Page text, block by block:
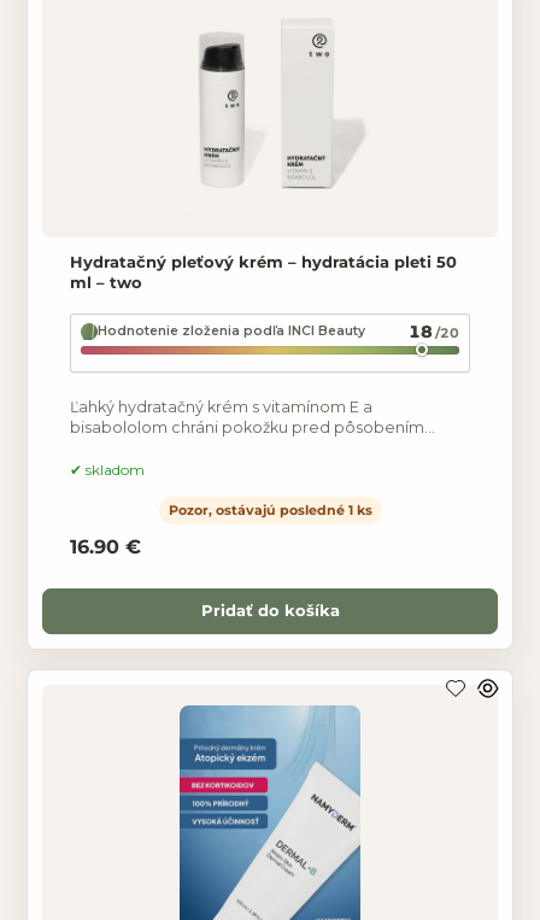
Hydratačný pleťový krém – hydratácia pleti 50
ml – two
Hodnotenie zloženia podľa INCI Beauty 18/20
Ľahký hydratačný krém s vitamínom E a
bisabololom chráni pokožku pred pôsobením
poškodenú pleť.
skladom
Pozor, ostávajú posledné 1 ks
16.90 €
Pridať do košíka